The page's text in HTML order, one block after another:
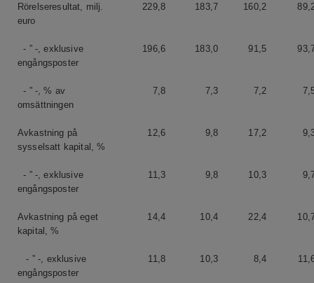
Rörelseresultat, milj.
euro
229,8 183,7 160,2
- ” -, exklusive
engångsposter
196,6 183,0 91,5
- ” -, % av
omsättningen
7,8 7,3 7,2
Avkastning på
sysselsatt kapital, %
12,6 9,8 17,2
- ” -, exklusive
engångsposter
11,3 9,8 10,3
Avkastning på eget
kapital, %
14,4 10,4 22,4
- ” -, exklusive
engångsposter
11,8 10,3 8,4